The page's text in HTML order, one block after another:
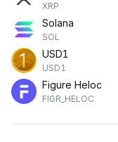
XRP
Solana
SOL
USD1
USD1
Figure Heloc
FIGR_HELOC